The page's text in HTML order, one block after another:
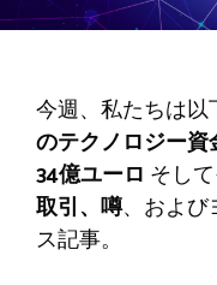
今週、私たちは
のテクノロジー資
34億ユーロ そし
取引、噂、および
ス記事。